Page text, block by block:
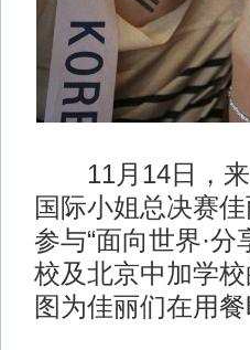
11月14日，来
国际小姐总决赛
参与“面向世界·
校及北京中加学
图为佳丽们在用